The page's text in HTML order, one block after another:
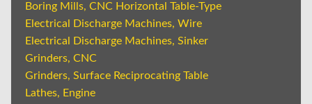
Boring Mills, CNC Horizontal Table-Type
Electrical Discharge Machines, Wire
Electrical Discharge Machines, Sinker
Grinders, CNC
Grinders, Surface Reciprocating Table
Lathes, Engine